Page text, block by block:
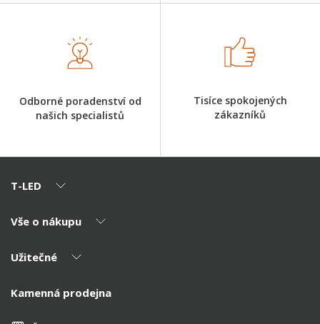
Odborné poradenství od
našich specialistů
Tisíce spokojených
zákazníků
T-LED
O nás
Kontakty
Tipy, rady a instalace
Vše o nákupu
Výhody T-LED
Montáž
Nejčastější dotazy
Užitečné
Reklamace a vrácení
Kamenná prodejna